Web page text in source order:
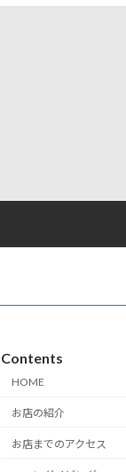
Contents
HOME
お店の紹介
お店までのアクセス